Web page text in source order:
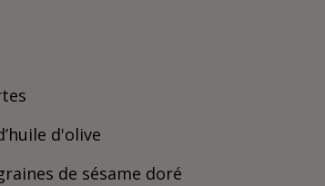
d'olive
de sésame doré